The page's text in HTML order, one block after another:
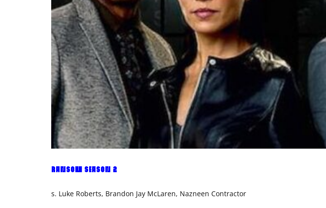
RANSOM SEASON 2
s. Luke Roberts, Brandon Jay McLaren, Nazneen Contractor